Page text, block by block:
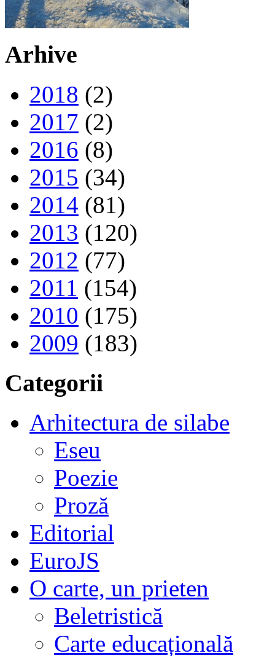
Arhive
2018 (2)
2017 (2)
2016 (8)
2015 (34)
2014 (81)
2013 (120)
2012 (77)
2011 (154)
2010 (175)
2009 (183)
Categorii
Arhitectura de silabe
Eseu
Poezie
Proză
Editorial
EuroJS
O carte, un prieten
Beletristică
Carte educațională